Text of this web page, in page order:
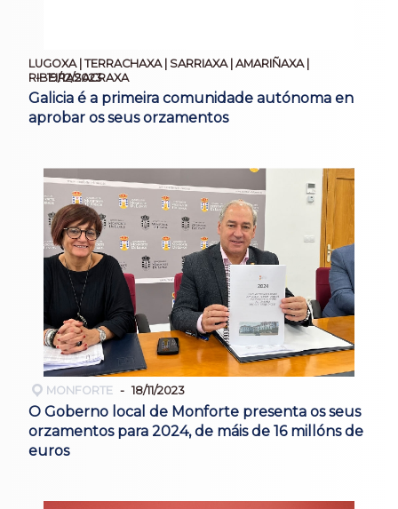
LUGOXA | TERRACHAXA | SARRIAXA | AMARIÑAXA |
RIBEIRASACRAXA
19/12/2023
Galicia é a primeira comunidade autónoma en
aprobar os seus orzamentos
MONFORTE 18/11/2023
O Goberno local de Monforte presenta os seus
orzamentos para 2024, de máis de 16 millóns de
euros